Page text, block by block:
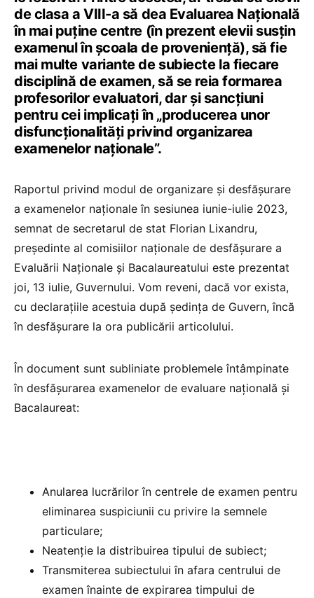
de clasa a VIII-a să dea Evaluarea Națională
în mai puține centre (în prezent elevii susțin
examenul în școala de proveniență), să fie
mai multe variante de subiecte la fiecare
disciplină de examen, să se reia formarea
profesorilor evaluatori, dar și sancțiuni
pentru cei implicați în „producerea unor
disfuncționalități privind organizarea
examenelor naționale”.
Raportul privind modul de organizare şi desfăşurare
a examenelor naţionale în sesiunea iunie-iulie 2023,
semnat de secretarul de stat Florian Lixandru,
președinte al comisiilor naționale de desfășurare a
Evaluării Naționale și Bacalaureatului este prezentat
joi, 13 iulie, Guvernului. Vom reveni, dacă vor exista,
cu declarațiile acestuia după ședința de Guvern, încă
în desfășurare la ora publicării articolului.
În document sunt subliniate problemele întâmpinate
în desfășurarea examenelor de evaluare națională și
Bacalaureat:
Anularea lucrărilor în centrele de examen pentru
eliminarea suspiciunii cu privire la semnele
particulare;
Neatenție la distribuirea tipului de subiect;
Transmiterea subiectului în afara centrului de
examen înainte de expirarea timpului de